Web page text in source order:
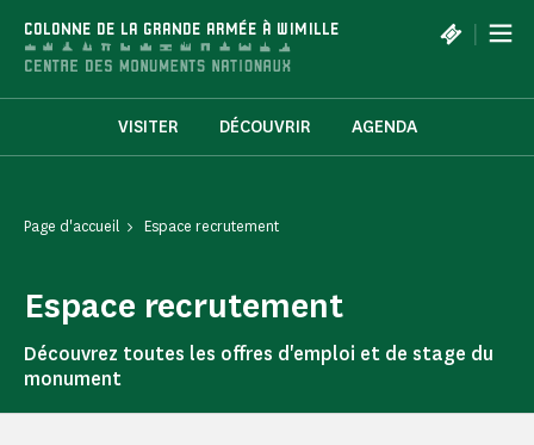
COLONNE DE LA GRANDE ARMÉE À WIMILLE |
VISITER DÉCOUVRIR AGENDA
Page d'accueil Espace recrutement
Espace recrutement
Découvrez toutes les offres d'emploi et de stage du
monument